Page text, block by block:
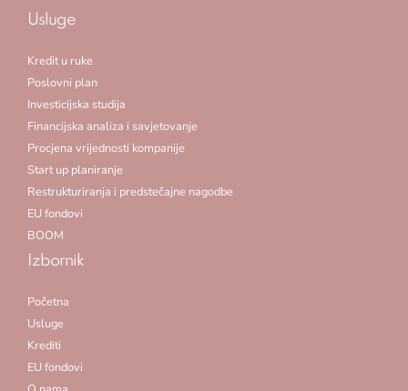
Usluge
Kredit u ruke
Poslovni plan
Investicijska studija
Financijska analiza i savjetovanje
Procjena vrijednosti kompanije
Start up planiranje
Restrukturiranja i predstečajne nagodbe
EU fondovi
BOOM
Izbornik
Početna
Usluge
Krediti
EU fondovi